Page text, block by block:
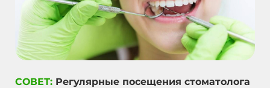
СОВЕТ: Регулярные посещения стоматолога